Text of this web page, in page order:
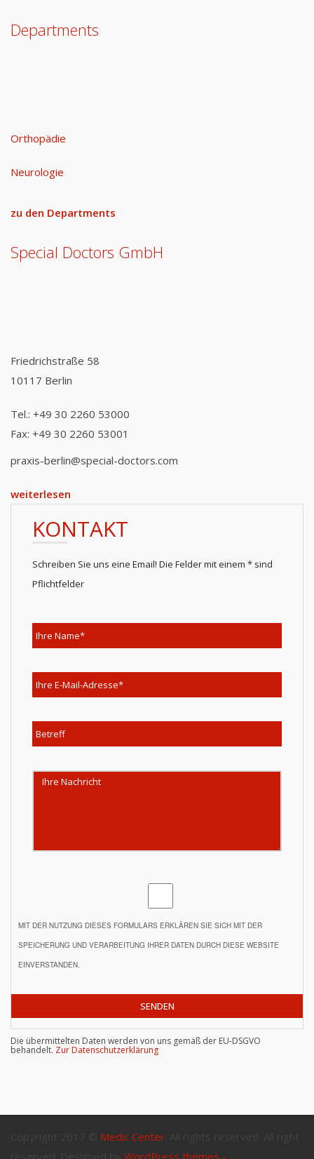
Departments
Orthopädie
Neurologie
zu den Departments
Special Doctors GmbH
Friedrichstraße 58
10117 Berlin
Tel.: +49 30 2260 53000
Fax: +49 30 2260 53001
praxis-berlin@special-doctors.com
weiterlesen
KONTAKT
Schreiben Sie uns eine Email! Die Felder mit einem * sind
Pflichtfelder
MIT DER NUTZUNG DIESES FORMULARS ERKLÄREN SIE SICH MIT DER
SPEICHERUNG UND VERARBEITUNG IHRER DATEN DURCH DIESE WEBSITE
EINVERSTANDEN.
Die übermittelten Daten werden von uns gemäß der EU-DSGVO
behandelt. Zur Datenschutzerklärung
Copyright 2017 © Medic Center . All rights reserved. All right
WordPress themes -